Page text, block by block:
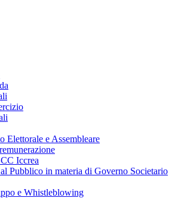
Elettorale e Assembleare
Iccrea
Pubblico in materia di Governo Societario
e Whistleblowing